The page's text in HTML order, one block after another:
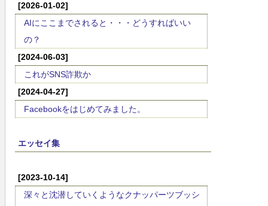
[2026-01-02]
AIにここまでされると・・・どうすればいい
の？
[2024-06-03]
これがSNS詐欺か
[2024-04-27]
Facebookをはじめてみました。
エッセイ集
[2023-10-14]
深々と沈潜していくようなクナッパーツブッシ